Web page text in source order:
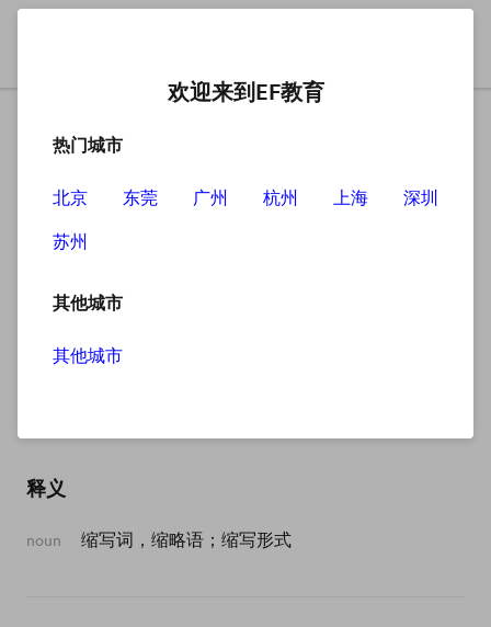
abbreviation
释义
noun 缩写词，缩略语；缩写形式
欢迎来到EF教育
热门城市
北京 东莞 广州 杭州 上海
深圳
苏州
其他城市
其他城市